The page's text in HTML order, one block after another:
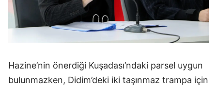
Hazine’nin önerdiği Kuşadası’ndaki parsel uygun
bulunmazken, Didim’deki iki taşınmaz trampa için